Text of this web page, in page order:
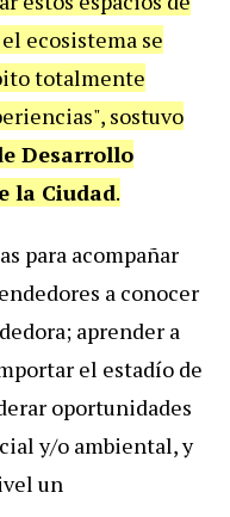
ecosistema se
totalmente
sostuvo
Desarrollo
la Ciudad.
para acompañar
a conocer
aprender a
el estadío de
oportunidades
y/o ambiental, y
un